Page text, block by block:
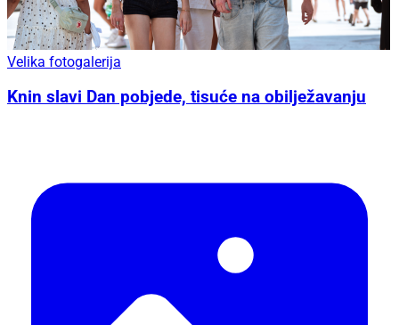
Velika fotogalerija
Knin slavi Dan pobjede, tisuće na obilježavanju